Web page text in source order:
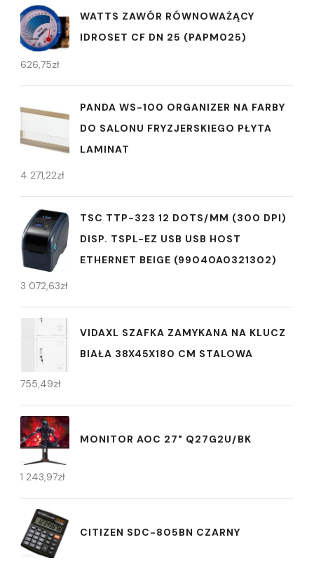
WATTS ZAWÓR RÓWNOWAŻĄCY
IDROSET CF DN 25 (PAPM025)
626,75zł
PANDA WS-100 ORGANIZER NA FARBY
DO SALONU FRYZJERSKIEGO PŁYTA
LAMINAT
4 271,22zł
TSC TTP-323 12 DOTS/MM (300 DPI)
DISP. TSPL-EZ USB USB HOST
ETHERNET BEIGE (99040A0321302)
3 072,63zł
VIDAXL SZAFKA ZAMYKANA NA KLUCZ
BIAŁA 38X45X180 CM STALOWA
755,49zł
MONITOR AOC 27" Q27G2U/BK
1 243,97zł
CITIZEN SDC-805BN CZARNY